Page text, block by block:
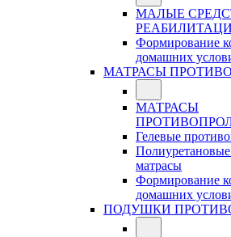
МАЛЫЕ
Формирование
домашних
МАТРАСЫ
МАТРАСЫ
Гелевые
матрасы
Формирование
домашних
ПОДУШКИ